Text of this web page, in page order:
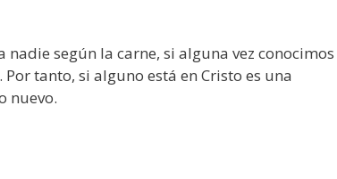
según la carne, si alguna vez
tanto, si alguno está en Cristo es una
nuevo.